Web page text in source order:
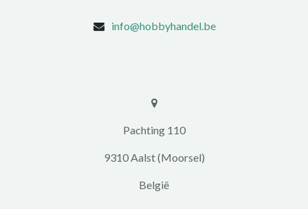
info@hobbyhandel.be
​​Pachting 110
9310 Aalst (Moorsel)
​België